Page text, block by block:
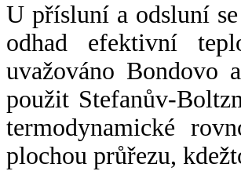
U přísluní a odsluní
odhad efektivní
uvažováno Bondovo
použit Stefanův-
termodynamické
plochou průřezu,